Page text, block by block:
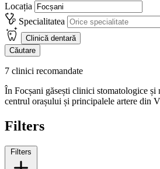
Locația
Specialitatea
Clinică dentară
Căutare
7 clinici recomandate
În Focșani găsești clinici stomatologice și
centrul orașului și principalele artere din
Filters
Filters